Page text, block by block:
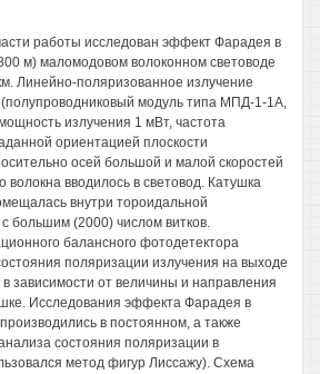
работы исследован эффект Фарадея в
м) маломодовом волоконном световоде
Линейно-поляризованное излучение
модуль типа МПД-1-1А,
излучения 1 мВт, частота
ориентацией плоскости
осей большой и малой скоростей
вводилось в световод. Катушка
внутри тороидальной
с большим (2000) числом витков.
балансного фотодетектора
поляризации излучения на выходе
в зависимости от величины и направления
Исследования эффекта Фарадея в
в постоянном, а также
состояния поляризации в
метод фигур Лиссажу). Схема